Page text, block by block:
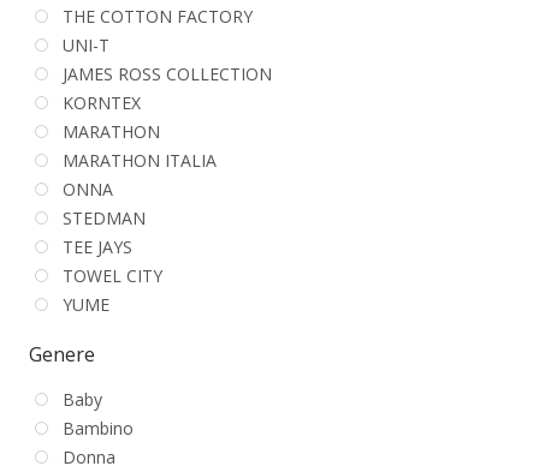
THE COTTON FACTORY
UNI-T
JAMES ROSS COLLECTION
KORNTEX
MARATHON
MARATHON ITALIA
ONNA
STEDMAN
TEE JAYS
TOWEL CITY
YUME
Genere
Baby
Bambino
Donna